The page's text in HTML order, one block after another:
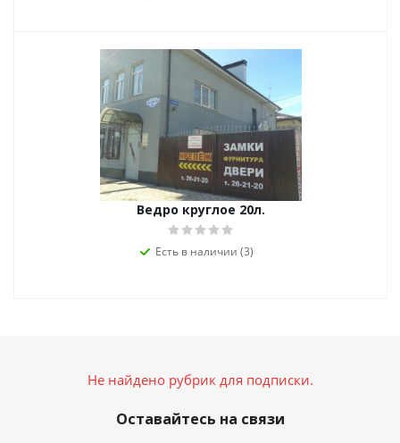
Ведро круглое 20л.
Есть в наличии (3)
Не найдено рубрик для подписки.
Оставайтесь на связи